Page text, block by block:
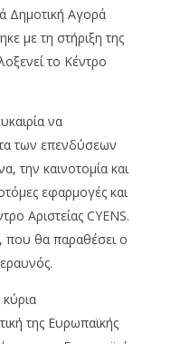
Δημοτική Αγορά
με τη στήριξη της
το Κέντρο
να
των επενδύσεων
την καινοτομία και
εφαρμογές και
Αριστείας CYENS.
που θα παραθέσει ο
της Ευρωπαϊκής